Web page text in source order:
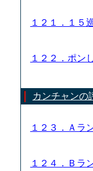
１２１．１５
１２２．ポン
カンチャンの
１２３．Ａラ
１２４．Ｂラ